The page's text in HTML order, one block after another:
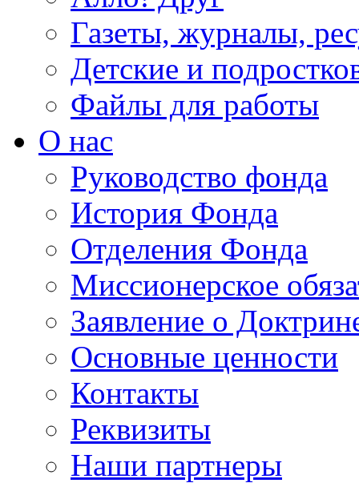
Газеты, журналы,
Детские и
Файлы для работы
О нас
Руководство фонда
История Фонда
Отделения Фонда
Миссионерское
Заявление о
Основные ценности
Контакты
Реквизиты
Наши партнеры